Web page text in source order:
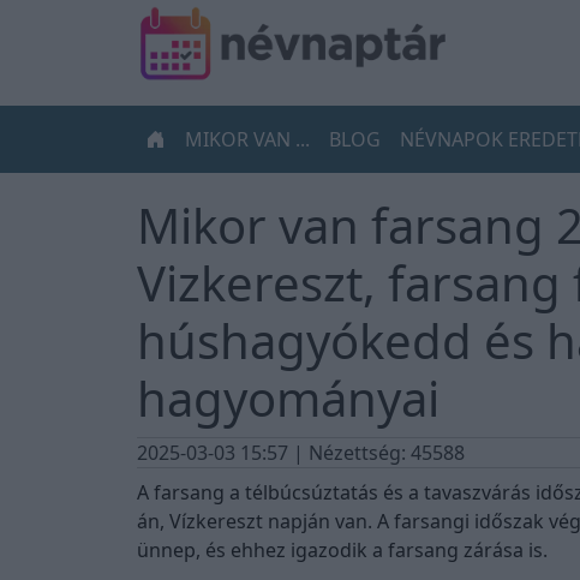
MIKOR VAN ...
BLOG NÉVNAPOK
Mikor van farsang
Vizkereszt, farsang
húshagyókedd és
hagyományai
2025-03-03 15:57 | Nézettség: 45588
A farsang a télbúcsúztatás és a tavaszvárás
án, Vízkereszt napján van. A farsangi időszak
ünnep, és ehhez igazodik a farsang zárása is.